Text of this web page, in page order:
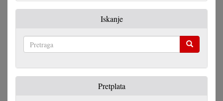
u
Iskanje
Pretplata